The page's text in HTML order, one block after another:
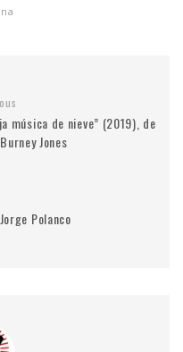
música de nieve” (2019), de
Jones
Polanco